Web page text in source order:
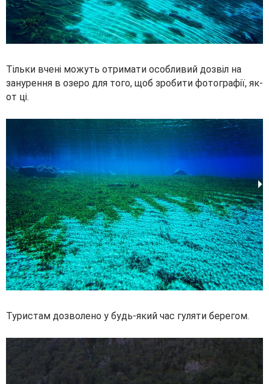
Тільки вчені можуть отримати особливий дозвіл на
занурення в озеро для того, щоб зробити фотографії, як-
от ці.
Туристам дозволено у будь-який час гуляти берегом.